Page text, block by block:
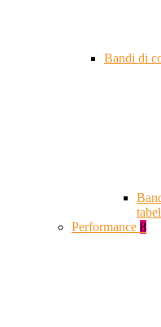
Bandi di
Performance 8